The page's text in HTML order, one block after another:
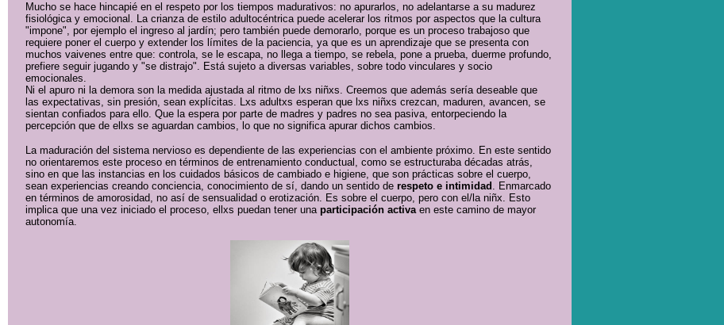
Mucho se hace hincapié en el respeto por los tiempos madurativos: no apurarlos, no adelantarse a su madurez
fisiológica y emocional. La crianza de estilo adultocéntrica puede acelerar los ritmos por aspectos que la cultura
"impone", por ejemplo el ingreso al jardín; pero también puede demorarlo, porque es un proceso trabajoso que
requiere poner el cuerpo y extender los límites de la paciencia, ya que es un aprendizaje que se presenta con
muchos vaivenes entre que: controla, se le escapa, no llega a tiempo, se rebela, pone a prueba, duerme profundo,
prefiere seguir jugando y "se distrajo". Está sujeto a diversas variables, sobre todo vinculares y socio
emocionales.
Ni el apuro ni la demora son la medida ajustada al ritmo de lxs niñxs. Creemos que además sería deseable que
las expectativas, sin presión, sean explícitas. Lxs adultxs esperan que lxs niñxs crezcan, maduren, avancen, se
sientan confiados para ello. Que la espera por parte de madres y padres no sea pasiva, entorpeciendo la
percepción que de ellxs se aguardan cambios, lo que no significa apurar dichos cambios.
La maduración del sistema nervioso es dependiente de las experiencias con el ambiente próximo. En este sentido
no orientaremos este proceso en términos de entrenamiento conductual, como se estructuraba décadas atrás,
sino en que las instancias en los cuidados básicos de cambiado e higiene, que son prácticas sobre el cuerpo,
sean experiencias creando conciencia, conocimiento de sí, dando un sentido de respeto e intimidad . Enmarcado
en términos de amorosidad, no así de sensualidad o erotización. Es sobre el cuerpo, pero con el/la niñx. Esto
implica que una vez iniciado el proceso, ellxs puedan tener una participación activaen este camino de mayor
autonomía.